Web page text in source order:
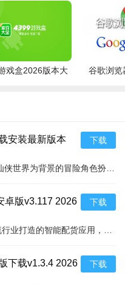
喜欢AOE清场的输出型玩
控制 - 团队辅助、策略型玩
戏盒2026版本大
谷歌浏览
安装最新版本
下载
卓版v3.117 2026
下载
下载v1.3.4 2026
下载